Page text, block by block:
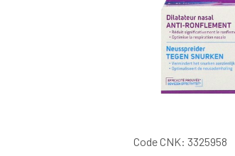
Code CNK:3325958